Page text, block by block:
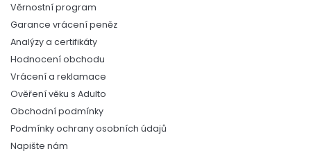
Věrnostní program
Garance vrácení peněz
Analýzy a certifikáty
Hodnocení obchodu
Vrácení a reklamace
Ověření věku s Adulto
Obchodní podmínky
Podmínky ochrany osobních údajů
Napište nám